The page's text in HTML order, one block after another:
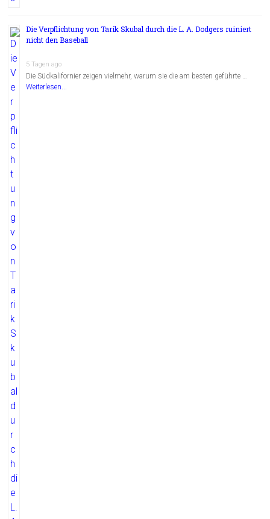
Die Verpflichtung von Tarik Skubal durch die L. A. Dodgers ruiniert
nicht den Baseball
5 Tagen ago
Die Südkalifornier zeigen vielmehr, warum sie die am besten geführte …
Weiterlesen...